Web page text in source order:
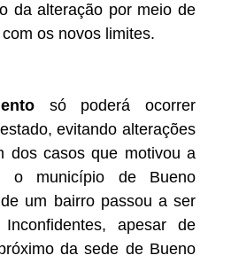
da alteração por meio de
os novos limites.
só poderá ocorrer
evitando alterações
dos casos que motivou a
o município de Bueno
um bairro passou a ser
apesar de
da sede de Bueno